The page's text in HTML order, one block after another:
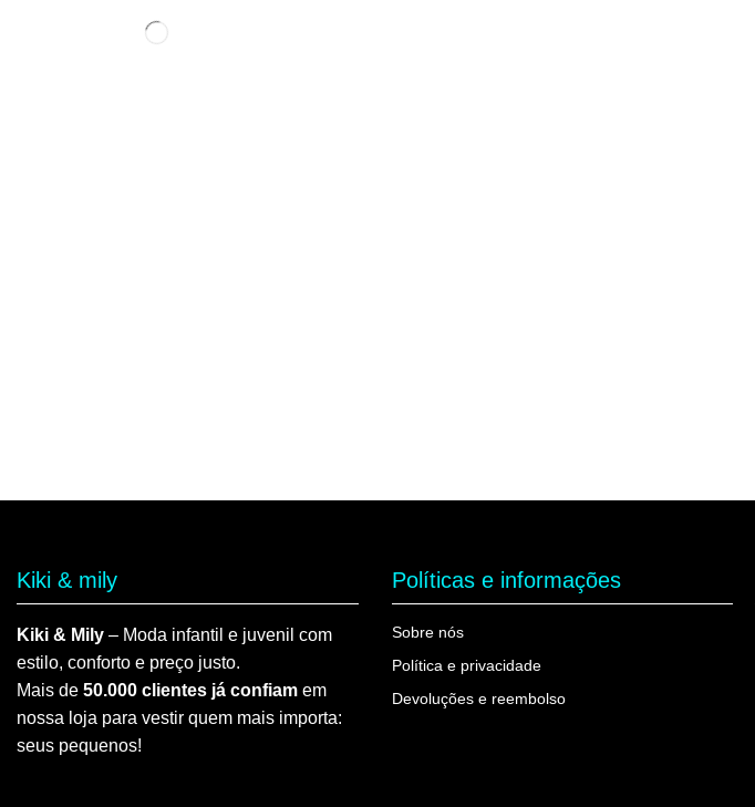
Kiki & mily
Kiki & Mily – Moda infantil e juvenil com
estilo, conforto e preço justo.
Mais de 50.000 clientes já confiam em
nossa loja para vestir quem mais importa:
seus pequenos!
Políticas e informações
Sobre nós
Política e privacidade
Devoluções e reembolso